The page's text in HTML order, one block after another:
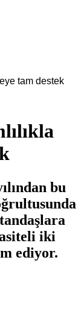
tam destek
bu
iki
ediyor.